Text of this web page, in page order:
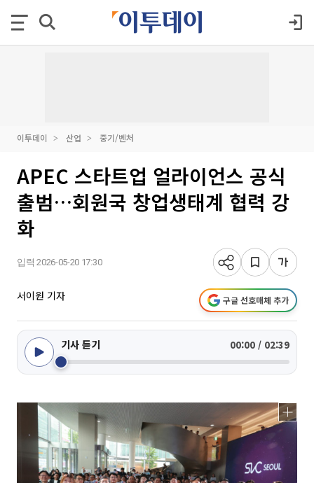
이투데이 산업 중기/벤처
APEC 스타트업 얼라이언스 공식
출범…회원국 창업생태계 협력 강
화
입력 2026-05-20 17:30
서이원 기자 구글 선호매체 추가
기사 듣기 00:00 / 02:39